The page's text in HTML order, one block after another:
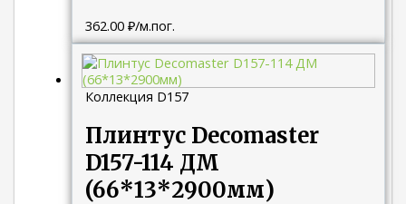
362.00₽/м.пог.
Коллекция D157
Плинтус Decomaster
D157-114 ДМ
(66*13*2900мм)